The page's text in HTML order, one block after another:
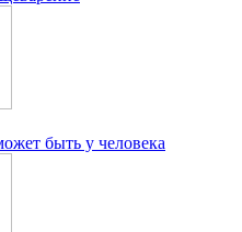
быть у человека